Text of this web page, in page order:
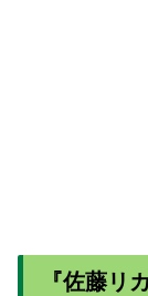
『佐藤リ